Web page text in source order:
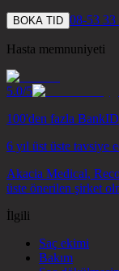
BOKA TID 08-53 33
Hasta memnuniyeti
5.0/5
100'den fazla
6 yıl üst üste tavsiye
Akacia Medical,
üste önerilen şirket
İlgili
Saç ekimi
Bakım